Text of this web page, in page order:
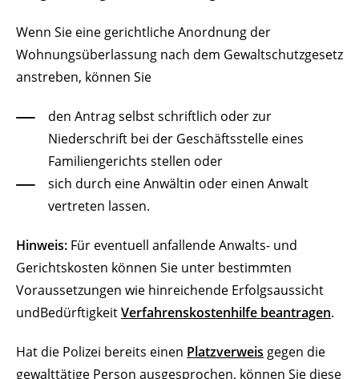
Wenn Sie eine gerichtliche Anordnung der
Wohnungsüberlassung nach dem Gewaltschutzgesetz
anstreben, können Sie
den Antrag selbst schriftlich oder zur
Niederschrift bei der Geschäftsstelle eines
Familiengerichts stellen oder
sich durch eine Anwältin oder einen Anwalt
vertreten lassen.
Hinweis: Für eventuell anfallende Anwalts- und
Gerichtskosten können Sie unter bestimmten
Voraussetzungen wie hinreichende Erfolgsaussicht
undBedürftigkeitVerfahrenskostenhilfe beantragen.
Hat die Polizei bereits einen Platzverweis gegen die
gewalttätige Person ausgesprochen, können Sie diese